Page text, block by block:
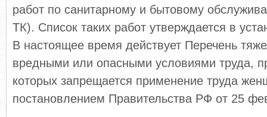
работ по санитарному и бытовому
ТК). Список таких работ утверждается в
В настоящее время действует Перечень
вредными или опасными условиями труда,
которых запрещается применение труда
постановлением Правительства РФ от 25